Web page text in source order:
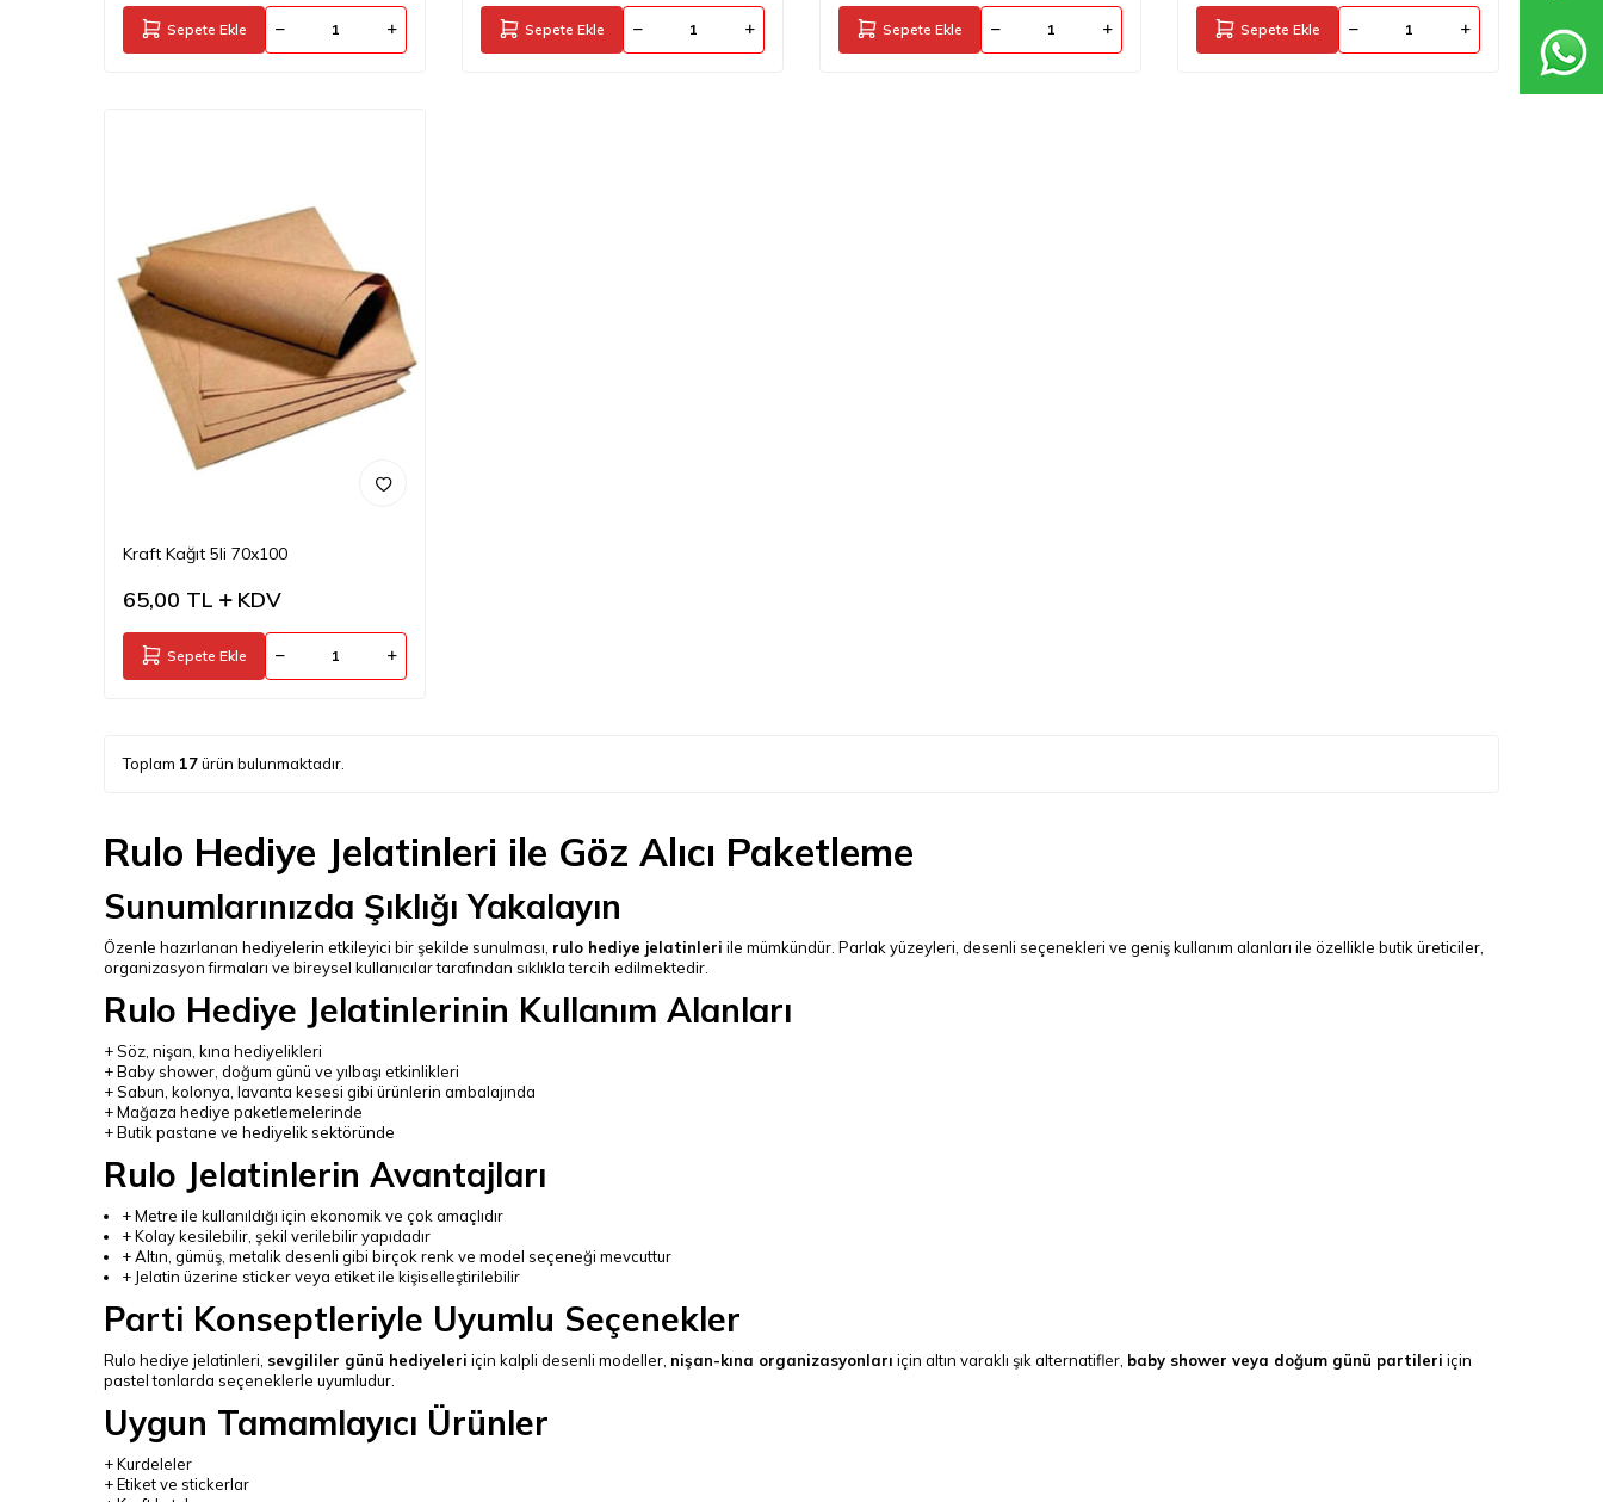
Sepete Ekle Sepete Ekle Sepete Ekle Sepete Ekle
Kraft Kağıt 5li 70x100
65,00 TL KDV
Sepete Ekle
Toplam 17ürün bulunmaktadır.
Rulo Hediye Jelatinleri ile Göz Alıcı Paketleme
Sunumlarınızda Şıklığı Yakalayın
Özenle hazırlanan hediyelerin etkileyici bir şekilde sunulması, rulo hediye jelatinleri ile mümkündür. Parlak yüzeyleri, desenli seçenekleri ve geniş kullanım alanları ile özellikle butik üreticiler,
organizasyon firmaları ve bireysel kullanıcılar tarafından sıklıkla tercih edilmektedir.
Rulo Hediye Jelatinlerinin Kullanım Alanları
+ Söz, nişan, kına hediyelikleri
+ Baby shower, doğum günü ve yılbaşı etkinlikleri
+ Sabun, kolonya, lavanta kesesi gibi ürünlerin ambalajında
+ Mağaza hediye paketlemelerinde
+ Butik pastane ve hediyelik sektöründe
Rulo Jelatinlerin Avantajları
+ Metre ile kullanıldığı için ekonomik ve çok amaçlıdır
+ Kolay kesilebilir, şekil verilebilir yapıdadır
+ Altın, gümüş, metalik desenli gibi birçok renk ve model seçeneği mevcuttur
+ Jelatin üzerine sticker veya etiket ile kişiselleştirilebilir
Parti Konseptleriyle Uyumlu Seçenekler
Rulo hediye jelatinleri, sevgililer günü hediyeleri için kalpli desenli modeller, nişan-kına organizasyonları için altın varaklı şık alternatifler, baby shower veya doğum günü partileri için
pastel tonlarda seçeneklerle uyumludur.
Uygun Tamamlayıcı Ürünler
+ Kurdeleler
+ Etiket ve stickerlar